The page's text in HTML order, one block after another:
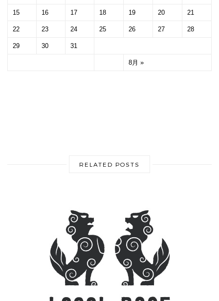
8月 »
15 16 17 18 19 20 21
22 23 24 25 26 27 28
29 30 31
RELATED POSTS